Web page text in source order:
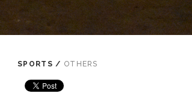
SPORTS / OTHERS